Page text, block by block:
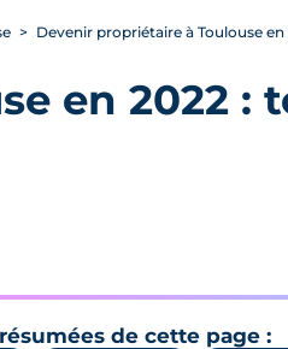
Devenir propriétaire à Toulouse
en 2022 :
de cette page :